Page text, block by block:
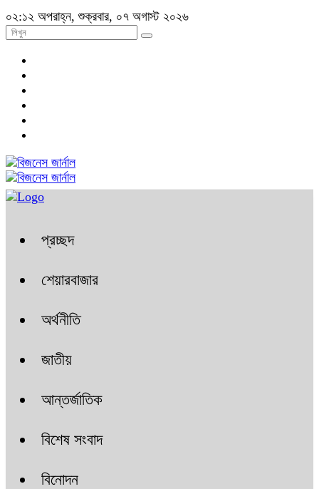
০২:১২ অপরাহ্ন, শুক্রবার, ০৭ অগাস্ট ২০২৬
প্রচ্ছদ
শেয়ারবাজার
অর্থনীতি
জাতীয়
আন্তর্জাতিক
বিশেষ সংবাদ
বিনোদন